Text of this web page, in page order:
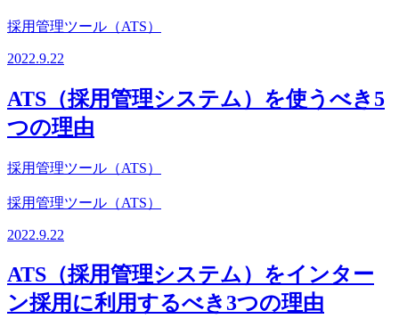
採用管理ツール（ATS）
2022.9.22
ATS（採用管理システム）を使うべき5
つの理由
採用管理ツール（ATS）
採用管理ツール（ATS）
2022.9.22
ATS（採用管理システム）をインター
ン採用に利用するべき3つの理由